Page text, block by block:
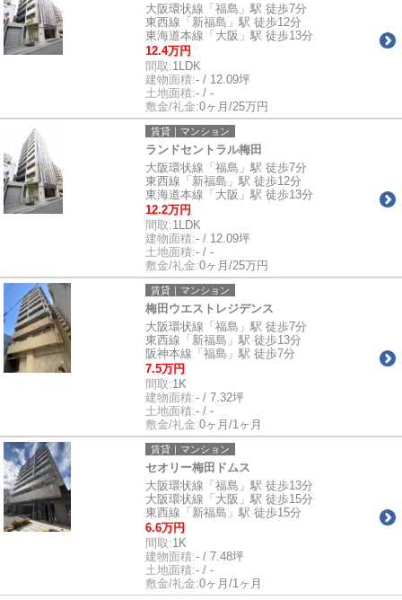
大阪環状線「福島」駅 徒歩7分
東西線「新福島」駅 徒歩12分
東海道本線「大阪」駅 徒歩13分
12.4万円
間取:1LDK
建物面積:- / 12.09坪
土地面積:- / -
敷金/礼金:0ヶ月/25万円
賃貸｜マンション
ランドセントラル梅田
大阪環状線「福島」駅 徒歩7分
東西線「新福島」駅 徒歩12分
東海道本線「大阪」駅 徒歩13分
12.2万円
間取:1LDK
建物面積:- / 12.09坪
土地面積:- / -
敷金/礼金:0ヶ月/25万円
賃貸｜マンション
梅田ウエストレジデンス
大阪環状線「福島」駅 徒歩7分
東西線「新福島」駅 徒歩13分
阪神本線「福島」駅 徒歩7分
7.5万円
間取:1K
建物面積:- / 7.32坪
土地面積:- / -
敷金/礼金:0ヶ月/1ヶ月
賃貸｜マンション
セオリー梅田ドムス
大阪環状線「福島」駅 徒歩13分
大阪環状線「大阪」駅 徒歩15分
東西線「新福島」駅 徒歩15分
6.6万円
間取:1K
建物面積:- / 7.48坪
土地面積:- / -
敷金/礼金:0ヶ月/1ヶ月